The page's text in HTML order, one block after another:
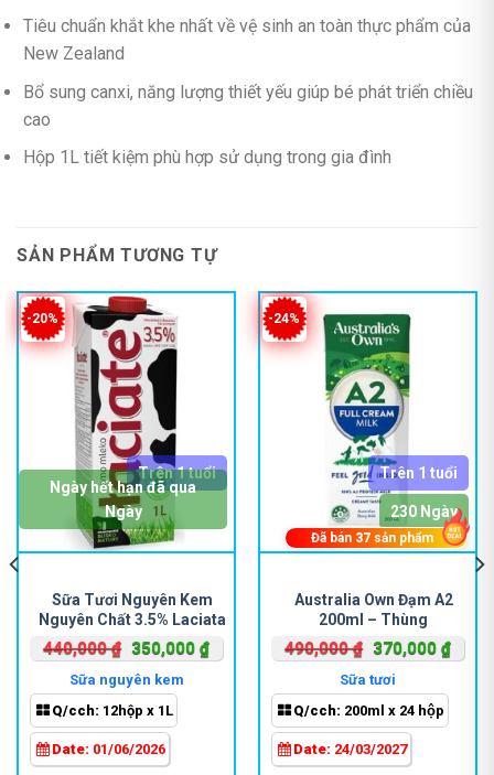
Tiêu chuẩn khắt khe nhất về vệ sinh an toàn thực phẩm của
New Zealand
Bổ sung canxi, năng lượng thiết yếu giúp bé phát triển chiều
cao
Hộp 1L tiết kiệm phù hợp sử dụng trong gia đình
SẢN PHẨM TƯƠNG TỰ
-20%
Sữa Tươi Nguyên Kem
Nguyên Chất 3.5% Laciata
440,000₫ Giá
gốc
là:
440,000 ₫.
350,000 ₫Giá
350,000 ₫.
Sữa nguyên kem
Q/cch: 12hộp x 1L
Date: 01/06/2026
Trên 1 tuổi
Ngày hết hạn đã qua
Ngày
-24%
Australia Own Đạm A2
200ml – Thùng
490,000₫ Giá
gốc
là:
490,000 ₫.
370,000 ₫Giá
Sữa tươi
Q/cch: 200ml x 24 hộp
Date: 24/03/2027
Trên 1 tuổi
230 Ngày
Đã bán 37sản phẩm
₫.